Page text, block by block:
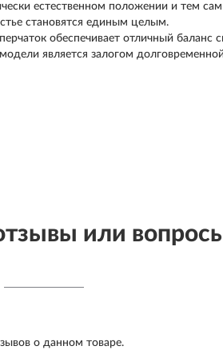
естественном положении и тем
становятся единым целым.
обеспечивает отличный баланс
является залогом
или
о данном товаре.